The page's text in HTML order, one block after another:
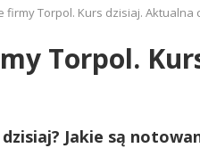
firmy Torpol. Kurs dzisiaj. Aktualna
Torpol.
Jakie są